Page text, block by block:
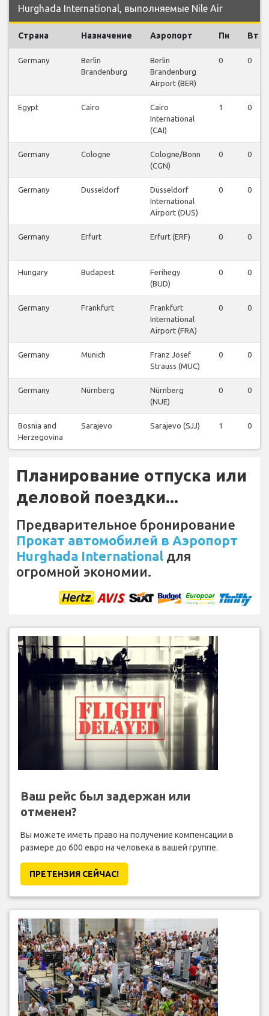
Hurghada International, выполняемые Nile Air
Страна Назначение Аэропорт Пн Вт
Germany
Berlin
Brandenburg
Berlin
Brandenburg
Airport (BER)
0 0
Egypt Cairo
Cairo
International
(CAI)
1 0
Germany Cologne
Cologne/Bonn
(CGN)
0 0
Germany Dusseldorf
Düsseldorf
International
Airport (DUS)
0 0
Germany Erfurt Erfurt (ERF) 0 0
Hungary Budapest
Ferihegy
(BUD)
0 0
Germany Frankfurt
Frankfurt
International
Airport (FRA)
0 0
Germany Munich
Franz Josef
Strauss (MUC)
0 0
Germany Nürnberg
Nürnberg
(NUE)
0 0
Bosnia and
Herzegovina
Sarajevo Sarajevo (SJJ) 1 0
Планирование отпуска или
деловой поездки...
Предварительное бронирование
Прокат автомобилей в Аэропорт
Hurghada International для
огромной экономии.
Ваш рейс был задержан или
отменен?
Вы можете иметь право на получение компенсации в
размере до 600 евро на человека в вашей группе.
ПРЕТЕНЗИЯ CЕЙЧАС!